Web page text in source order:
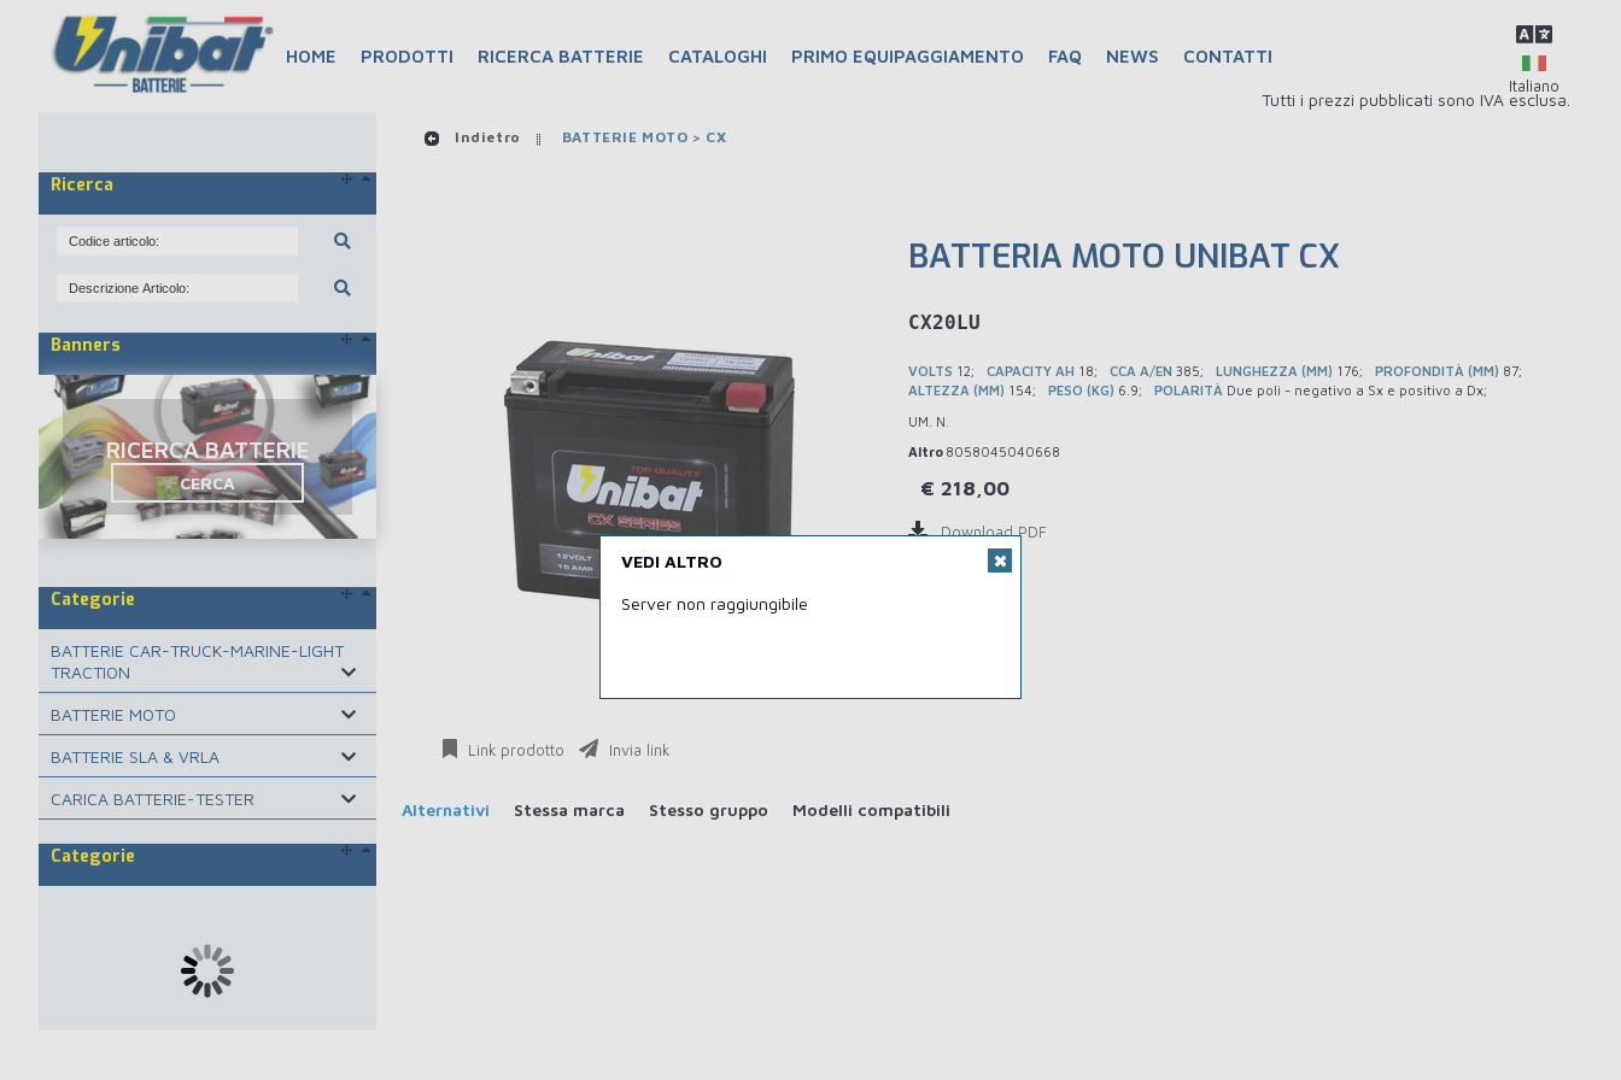
Tutti i prezzi pubblicati sono IVA esclusa.
HOME PRODOTTI RICERCA BATTERIE CATALOGHI PRIMO EQUIPAGGIAMENTO FAQ NEWS CONTATTI
Ricerca
Banners
RICERCA BATTERIE
CERCA
Categorie
BATTERIE CAR-TRUCK-MARINE-LIGHT
TRACTION
BATTERIE MOTO
BATTERIE SLA & VRLA
CARICA BATTERIE-TESTER
Categorie
Indietro BATTERIE MOTO > CX
BATTERIA MOTO UNIBAT CX
C1CX20LU
VOLTS 12 CAPACITY AH 18 CCA A/EN 385 LUNGHEZZA (MM) 176 PROFONDITÀ (MM) 87
ALTEZZA (MM) 154 PESO (KG) 6.9 POLARITÀ Due poli - negativo a Sx e positivo a Dx
UM. N.
Download PDF
Altro 8058045040668
€ 218,00
Link prodotto Invia link
Alternativi Stessa marca Stesso gruppo Modelli compatibili
VEDI ALTRO
Server non raggiungibile